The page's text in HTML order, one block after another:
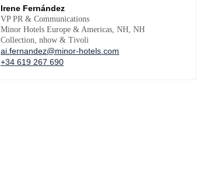
Irene Fernández
VP PR & Communications
Minor Hotels Europe & Americas, NH, NH
Collection, nhow & Tivoli
ai.fernandez@minor-hotels.com
+34 619 267 690